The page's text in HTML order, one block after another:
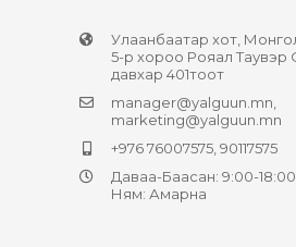
Улаанбаатар хот,
5-р хороо Рояал
давхар 401тоот
manager@yalguun.mn
marketing@yalguun.mn
+976 76007575, 90117575
Даваа-Баасан: 9:00-
Ням: Амарна